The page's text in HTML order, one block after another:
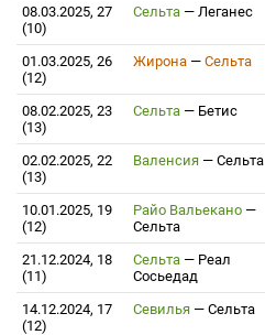
08.03.2025, 27
(10)
Сельта — Леганес
01.03.2025, 26
(12)
Жирона — Сельта
08.02.2025, 23
(13)
Сельта — Бетис
02.02.2025, 22
(13)
Валенсия — Сельта
10.01.2025, 19
(12)
Райо Вальекано —
Сельта
21.12.2024, 18
(11)
Сельта — Реал
Сосьедад
14.12.2024, 17
(12)
Севилья — Сельта